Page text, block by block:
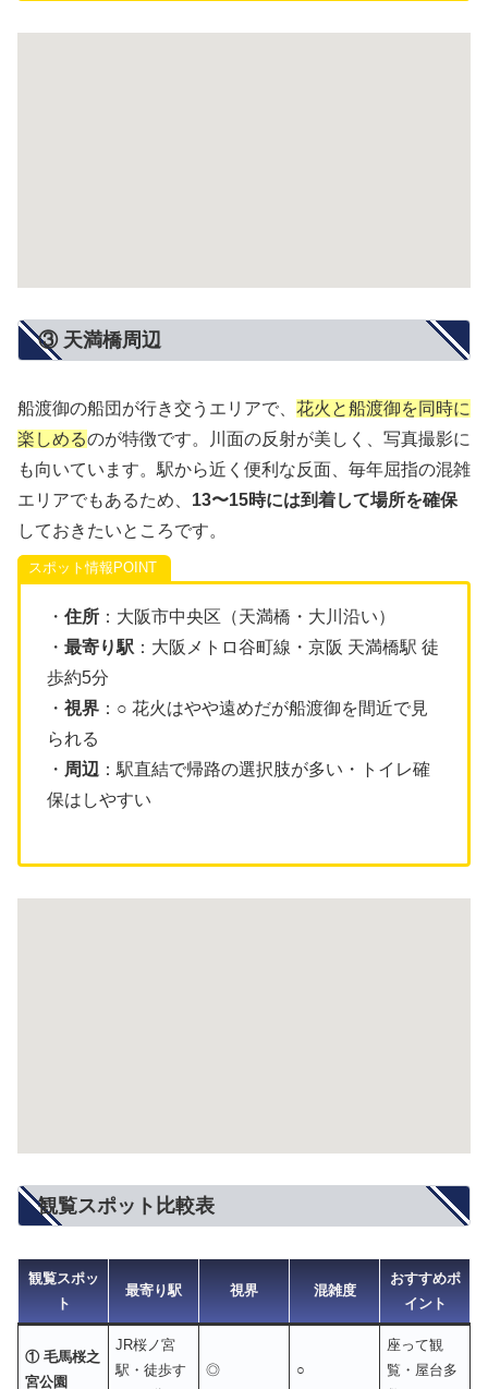
③ 天満橋周辺
船渡御の船団が行き交うエリアで、 花火と船渡御を同時に
楽しめるのが特徴です。川面の反射が美しく、写真撮影に
も向いています。駅から近く便利な反面、毎年屈指の混雑
エリアでもあるため、 13〜15時には到着して場所を確保
しておきたいところです。
スポット情報
・ 住所 ：大阪市中央区（天満橋・大川沿い）
・ 最寄り駅 ：大阪メトロ谷町線・京阪 天満橋駅 徒
歩約5分
・ 視界 ：○ 花火はやや遠めだが船渡御を間近で見
られる
・ 周辺 ：駅直結で帰路の選択肢が多い・トイレ確
保はしやすい
観覧スポット比較表
観覧スポッ
ト
最寄り駅 視界 混雑度
おすすめポ
イント
① 毛馬桜之
宮公園
JR桜ノ宮
駅・徒歩す
◎ ○
座って観
覧・屋台多